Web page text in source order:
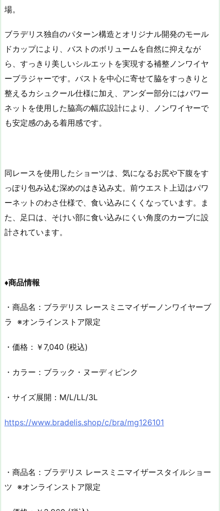
場。
ブラデリス独自のパターン構造とオリジナル開発のモール
ドカップにより、バストのボリュームを自然に抑えなが
ら、すっきり美しいシルエットを実現する補整ノンワイヤ
ーブラジャーです。バストを中心に寄せて脇をすっきりと
整えるカシュクール仕様に加え、アンダー部分にはパワー
ネットを使用した脇高の幅広設計により、ノンワイヤーで
も安定感のある着用感です。
同レースを使用したショーツは、気になるお尻や下腹をす
っぽり包み込む深めのはき込み丈。前ウエスト上辺はパワ
ーネットのわさ仕様で、食い込みにくくなっています。ま
た、足口は、そけい部に食い込みにくい角度のカーブに設
計されています。
♦商品情報
・商品名：ブラデリス レースミニマイザーノンワイヤーブ
ラ ※オンラインストア限定
・価格：￥7,040 (税込)
・カラー：ブラック・ヌーディピンク
・サイズ展開：M/L/LL/3L
https://www.bradelis.shop/c/bra/mg126101
・商品名：ブラデリス レースミニマイザースタイルショー
ツ ※オンラインストア限定